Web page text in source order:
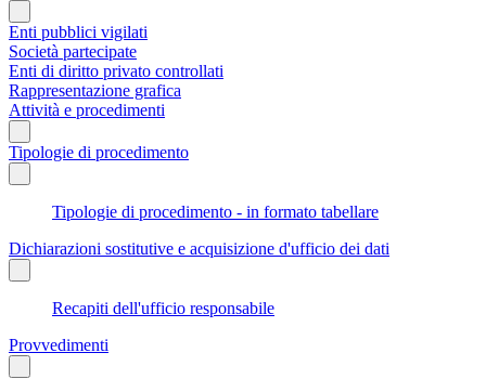
Enti pubblici vigilati
Società partecipate
Enti di diritto privato controllati
Rappresentazione grafica
Attività e procedimenti
Tipologie di procedimento
Tipologie di procedimento - in formato tabellare
Dichiarazioni sostitutive e acquisizione d'ufficio dei dati
Recapiti dell'ufficio responsabile
Provvedimenti